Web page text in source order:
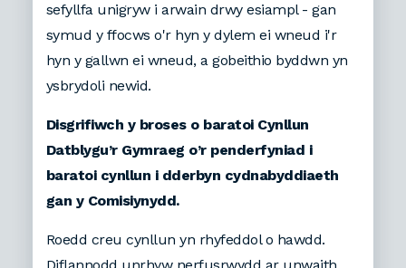
sefyllfa unigryw i arwain drwy esiampl - gan
symud y ffocws o'r hyn y dylem ei wneud i'r
hyn y gallwn ei wneud, a gobeithio byddwn yn
ysbrydoli newid.
Disgrifiwch y broses o baratoi Cynllun
Datblygu’r Gymraeg o’r penderfyniad i
baratoi cynllun i dderbyn cydnabyddiaeth
gan y Comisiynydd.
Roedd creu cynllun yn rhyfeddol o hawdd.